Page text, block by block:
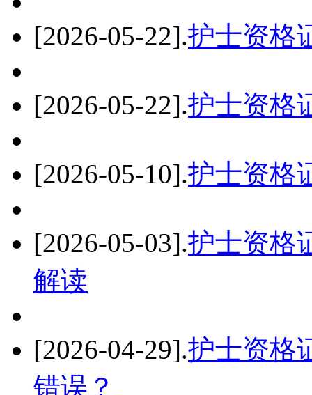
[2026-05-22].护士资格
[2026-05-22].护士资格
[2026-05-10].护士资格
[2026-05-03].护士资格
解读
[2026-04-29].护士资格
错误？